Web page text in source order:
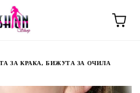
ЗА КРАКА, БИЖУТА ЗА ОЧИЛА